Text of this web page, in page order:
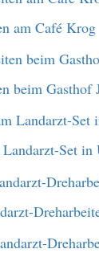
am Café Krog
beim Gasthof
Set in